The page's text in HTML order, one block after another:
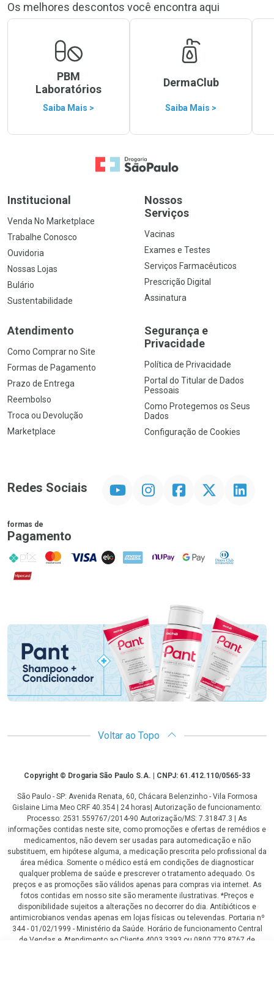
Os melhores descontos você encontra aqui
PBM
Laboratórios
Saiba Mais >
DermaClub
Saiba Mais >
Ir para a Home
Institucional
Venda No Marketplace
Trabalhe Conosco
Ouvidoria
Nossas Lojas
Bulário
Sustentabilidade
Nossos
Serviços
Vacinas
Exames e Testes
Serviços Farmacêuticos
Prescrição Digital
Assinatura
Atendimento
Como Comprar no Site
Formas de Pagamento
Prazo de Entrega
Reembolso
Troca ou Devolução
Marketplace
Segurança e
Privacidade
Política de Privacidade
Portal do Titular de Dados
Pessoais
Como Protegemos os Seus
Dados
Configuração de Cookies
Redes Sociais InstagramFacebookTwitter Linkedin
formas de
Pagamento
PIX MasterCard
VISA ELO AMEX NuPay Google PayDiners Club
Hipercard
Promoção em Destaque
Voltar ao Topo
CopyrightCopyright © Drogaria São Paulo S.A. | CNPJ: 61.412.110/0565-33
São Paulo - SP: Avenida Renata, 60, Chácara Belenzinho - Vila Formosa
Gislaine Lima Meo CRF 40.354 | 24 horas| Autorização de funcionamento:
Processo: 2531.559767/2014-90 Autorização/MS: 7.31847.3 | As
informações contidas neste site, como promoções e ofertas de remédios e
medicamentos, não devem ser usadas para automedicação e não
substituem, em hipótese alguma, a medicação prescrita pelo profissional da
área médica. Somente o médico está em condições de diagnosticar
qualquer problema de saúde e prescrever o tratamento adequado. Os
preços e as promoções são válidos apenas para compras via internet. As
fotos contidas em nosso site são meramente ilustrativas. *Preços e
disponibilidade sujeitos a alterações no decorrer do dia. Antibióticos e
antimicrobianos vendas apenas em lojas físicas ou televendas. Portaria nº
344 - 01/02/1999 - Ministério da Saúde. Horário de funcionamento Central
de Vendas e Atendimento ao Cliente 4003 3393 ou 0800 779 8767 de